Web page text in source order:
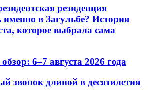
резиденция
именно в Загульбе? История
которое выбрала сама
6–7 августа 2026 года
звонок длиной в десятилетия